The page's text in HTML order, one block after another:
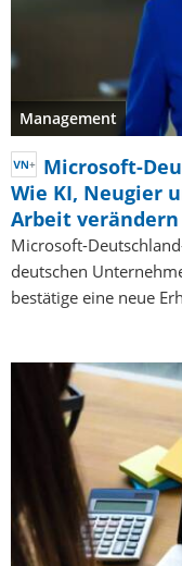
Management
Microsoft-
Wie KI, Neugier
Arbeit verändern
Microsoft-
deutschen
bestätige eine neue